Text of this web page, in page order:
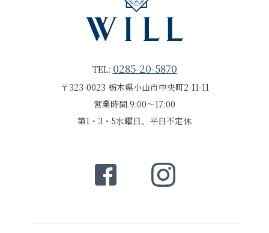
TEL: 0285-20-5870
〒323-0023 栃木県小山市中央町2-11-11
営業時間 9:00～17:00
第1・3・5水曜日、平日不定休